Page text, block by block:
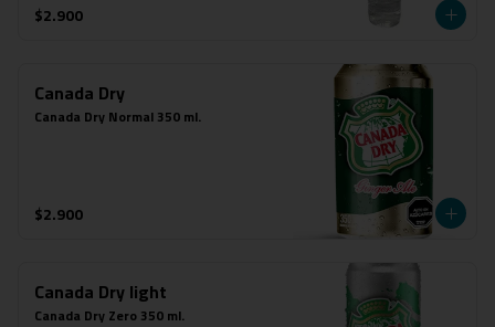
$2.900
Canada Dry
Canada Dry Normal 350 ml.
$2.900
Canada Dry light
Canada Dry Zero 350 ml.